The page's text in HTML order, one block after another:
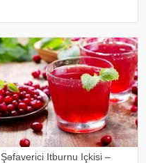
xəmir yeməyidir. Xüsusilə qış
aylarında yeyilə
Şəfaverici Itburnu Içkisi –